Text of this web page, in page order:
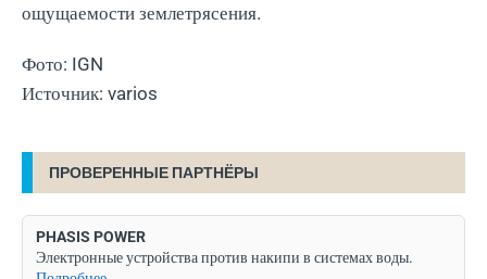
ощущаемости землетрясения.
Фото: IGN
Источник: varios
ПРОВЕРЕННЫЕ ПАРТНЁРЫ
PHASIS POWER
Электронные устройства против накипи в системах воды.